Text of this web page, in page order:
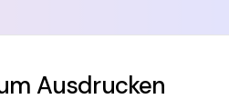
Ausdrucken